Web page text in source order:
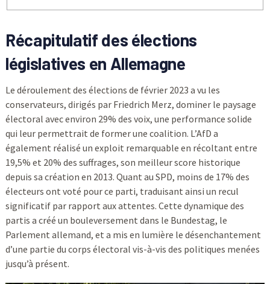
Récapitulatif des élections
législatives en Allemagne
Le déroulement des élections de février 2023 a vu les
conservateurs, dirigés par Friedrich Merz, dominer le paysage
électoral avec environ 29% des voix, une performance solide
qui leur permettrait de former une coalition. L’AfD a
également réalisé un exploit remarquable en récoltant entre
19,5% et 20% des suffrages, son meilleur score historique
depuis sa création en 2013. Quant au SPD, moins de 17% des
électeurs ont voté pour ce parti, traduisant ainsi un recul
significatif par rapport aux attentes. Cette dynamique des
partis a créé un bouleversement dans le Bundestag, le
Parlement allemand, et a mis en lumière le désenchantement
d’une partie du corps électoral vis-à-vis des politiques menées
jusqu’à présent.